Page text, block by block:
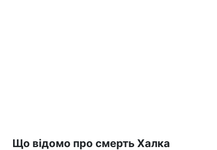
Що відомо про смерть Халка